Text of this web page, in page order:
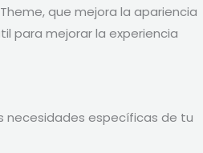
que mejora la apariencia
para mejorar la experiencia
necesidades específicas de tu